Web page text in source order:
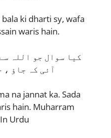
ki dharti sy, wafa
waris hain.
کیا سوال جو اللہ
آئی کہ جاؤ ،
na jannat ka. Sada
hain. Muharram
Urdu